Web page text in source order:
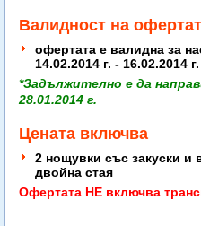
Валидност на
офертата е валидна за
14.02.2014 г. - 16.02.2014
*Задължително е да
28.01.2014 г.
Цената включва
2 нощувки със закуски и
двойна стая
Офертата НЕ включва